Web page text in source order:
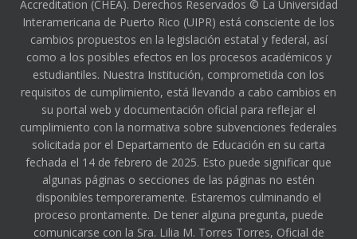
Accreditation (CHEA). Derechos Reservados © La Universidad
Interamericana de Puerto Rico (UIPR) está consciente de los
cambios propuestos en la legislación estatal y federal, así
como a los posibles efectos en los procesos académicos y
estudiantiles. Nuestra Institución, comprometida con los
requisitos de cumplimiento, está llevando a cabo cambios en
su portal web y documentación oficial para reflejar el
cumplimiento con la normativa sobre subvenciones federales
solicitada por el Departamento de Educación en su carta
fechada el 14 de febrero de 2025. Esto puede significar que
algunas páginas o secciones de las páginas no estén
disponibles temporeramente. Estaremos culminando el
proceso prontamente. De tener alguna pregunta, puede
comunicarse con la Sra. Lilia M. Torres Torres, Oficial de